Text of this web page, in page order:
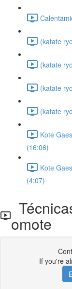
(katate
(katate
(katate
(katate
Kote
(16:06)
Kote
(4:07)
omote
If you're